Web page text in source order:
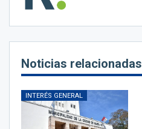
Noticias relacionadas
INTERÉS GENERAL